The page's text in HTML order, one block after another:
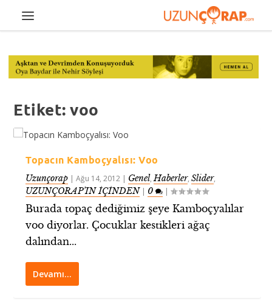
Etiket:voo
Topacın Kamboçyalısı: Voo
Uzunçorap |Ağu 14, 2012 | Genel,Haberler,Slider,
UZUNÇORAP’IN İÇİNDEN| 0 |
Burada topaç dediğimiz şeye Kamboçyalılar
voo diyorlar. Çocuklar kestikleri ağaç
dalından...
Devamı…